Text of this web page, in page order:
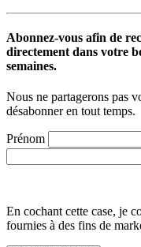
Abonnez-vous afin de
directement dans votre
semaines.
Nous ne partagerons pas
désabonner en tout temps.
Prénom
En cochant cette case, je
fournies à des fins de